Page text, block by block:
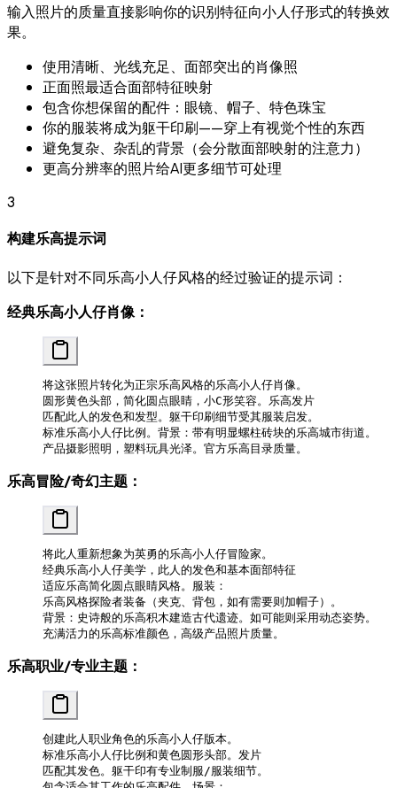
输入照片的质量直接影响你的识别特征向小人仔形式的转换效
果。
使用清晰、光线充足、面部突出的肖像照
正面照最适合面部特征映射
包含你想保留的配件：眼镜、帽子、特色珠宝
你的服装将成为躯干印刷——穿上有视觉个性的东西
避免复杂、杂乱的背景（会分散面部映射的注意力）
更高分辨率的照片给AI更多细节可处理
3
构建乐高提示词
以下是针对不同乐高小人仔风格的经过验证的提示词：
经典乐高小人仔肖像：
将这张照片转化为正宗乐高风格的乐高小人仔肖像。
圆形黄色头部，简化圆点眼睛，小C形笑容。乐高发片
匹配此人的发色和发型。躯干印刷细节受其服装启发。
标准乐高小人仔比例。背景：带有明显螺柱砖块的乐高城市街道。
产品摄影照明，塑料玩具光泽。官方乐高目录质量。
乐高冒险/奇幻主题：
将此人重新想象为英勇的乐高小人仔冒险家。
经典乐高小人仔美学，此人的发色和基本面部特征
适应乐高简化圆点眼睛风格。服装：
乐高风格探险者装备（夹克、背包，如有需要则加帽子）。
背景：史诗般的乐高积木建造古代遗迹。如可能则采用动态姿势。
充满活力的乐高标准颜色，高级产品照片质量。
乐高职业/专业主题：
创建此人职业角色的乐高小人仔版本。
标准乐高小人仔比例和黄色圆形头部。发片
匹配其发色。躯干印有专业制服/服装细节。